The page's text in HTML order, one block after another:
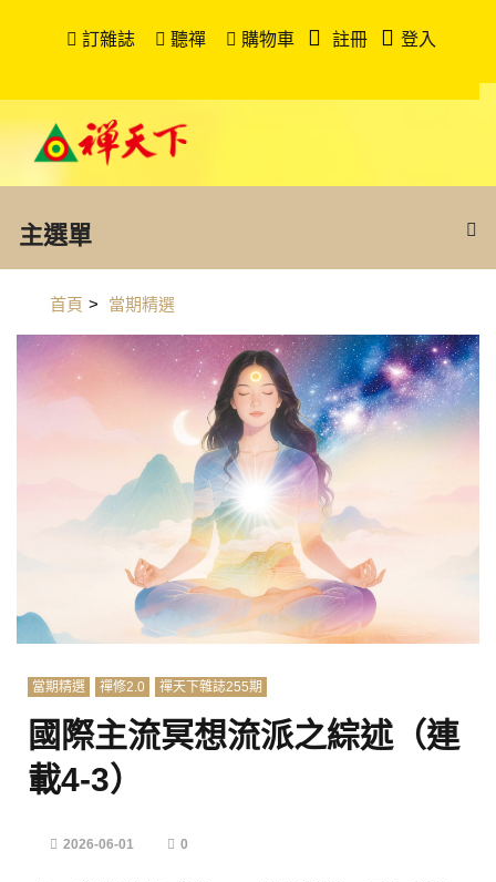
訂雜誌 聽禪 購物車 註冊 登入
主選單
首頁 > 當期精選
當期精選 禪修2.0 禪天下雜誌255期
國際主流冥想流派之綜述（連
載4-3）
2026-06-01 0